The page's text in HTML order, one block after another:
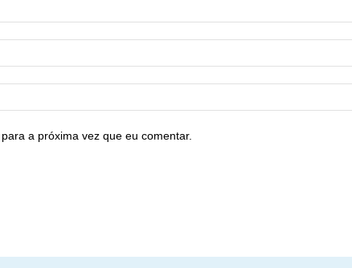
a próxima vez que eu comentar.